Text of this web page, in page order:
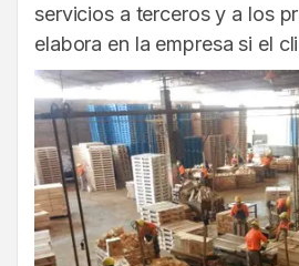
servicios a terceros y a los
elabora en la empresa si el